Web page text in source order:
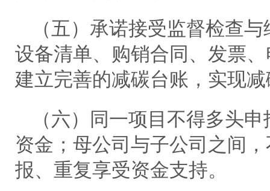
（五）承诺接受监督检查
设备清单、购销合同、发票
建立完善的减碳台账，实现
（六）同一项目不得多头
资金；母公司与子公司之间
报、重复享受资金支持。